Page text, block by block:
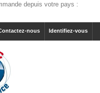
depuis votre pays :
Identifiez-vous
nous